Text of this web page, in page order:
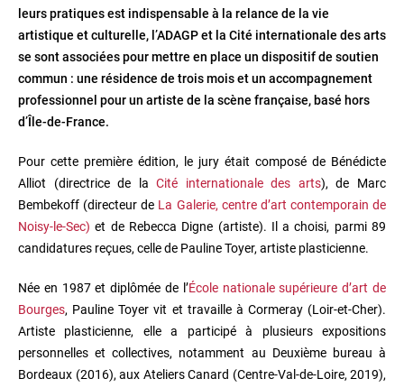
leurs pratiques est indispensable à la relance de la vie
artistique et culturelle, l’ADAGP et la Cité internationale des arts
se sont associées pour mettre en place un dispositif de soutien
commun : une résidence de trois mois et un accompagnement
professionnel pour un artiste de la scène française, basé hors
d’Île-de-France.
Pour cette première édition, le jury était composé de Bénédicte
Alliot (directrice de laCité internationale des arts), de Marc
Bembekoff (directeur de La Galerie, centre d’art contemporain de
Noisy-le-Sec) et de Rebecca Digne (artiste). Il a choisi, parmi 89
candidatures reçues, celle de Pauline Toyer, artiste plasticienne.
Née en 1987 et diplômée de l’École nationale supérieure d’art de
Bourges, Pauline Toyer vit et travaille à Cormeray (Loir-et-Cher).
Artiste plasticienne, elle a participé à plusieurs expositions
personnelles et collectives, notamment au Deuxième bureau à
Bordeaux (2016), aux Ateliers Canard (Centre-Val-de-Loire, 2019),